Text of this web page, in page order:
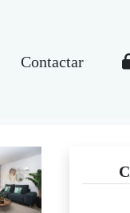
Contactar